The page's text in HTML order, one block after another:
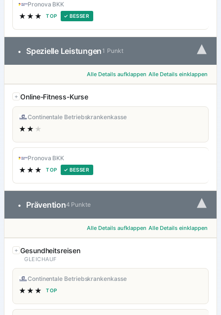
Pronova BKK
★★★ TOP ✓ BESSER
• Spezielle Leistungen 1 Punkt ▾
Alle Details aufklappen Alle Details einklappen
Online-Fitness-Kurse
Continentale Betriebskrankenkasse
★★ ★
Pronova BKK
★★★ TOP ✓ BESSER
• Prävention4 Punkte ▾
Alle Details aufklappen Alle Details einklappen
Gesundheitsreisen
GLEICHAUF
Continentale Betriebskrankenkasse
★★★ TOP